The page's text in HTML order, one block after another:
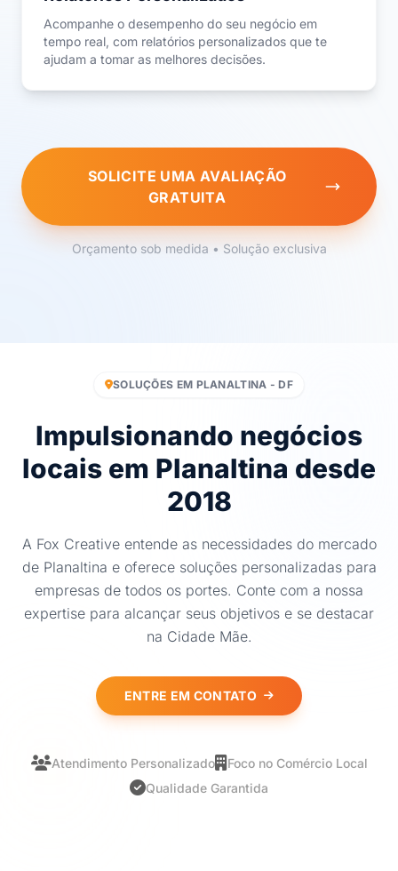
Acompanhe o desempenho do seu negócio em
tempo real, com relatórios personalizados que te
ajudam a tomar as melhores decisões.
SOLICITE UMA AVALIAÇÃO
GRATUITA
Orçamento sob medida • Solução exclusiva
SOLUÇÕES EM PLANALTINA - DF
Impulsionando negócios
locais em Planaltina desde
2018
A Fox Creative entende as necessidades do mercado
de Planaltina e oferece soluções personalizadas para
empresas de todos os portes. Conte com a nossa
expertise para alcançar seus objetivos e se destacar
na Cidade Mãe.
ENTRE EM CONTATO
Atendimento Personalizado
Foco no Comércio Local
Qualidade Garantida